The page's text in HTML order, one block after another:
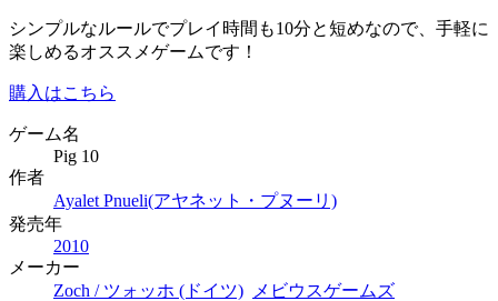
シンプルなルールでプレイ時間も10分と短めなので、手軽に
楽しめるオススメゲームです！
購入はこちら
ゲーム名
Pig 10
作者
Ayalet Pnueli(アヤネット・プヌーリ)
発売年
2010
メーカー
Zoch / ツォッホ (ドイツ)
メビウスゲームズ